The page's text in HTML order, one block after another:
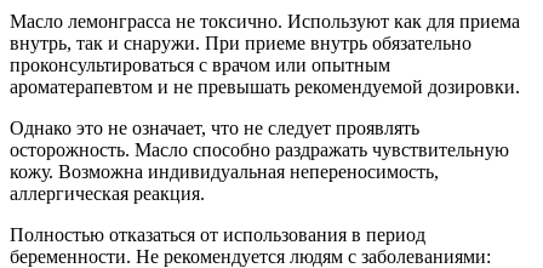
Масло лемонграсса не токсично. Используют как для приема
внутрь, так и снаружи. При приеме внутрь обязательно
проконсультироваться с врачом или опытным
ароматерапевтом и не превышать рекомендуемой дозировки.
Однако это не означает, что не следует проявлять
осторожность. Масло способно раздражать чувствительную
кожу. Возможна индивидуальная непереносимость,
аллергическая реакция.
Полностью отказаться от использования в период
беременности. Не рекомендуется людям с заболеваниями: